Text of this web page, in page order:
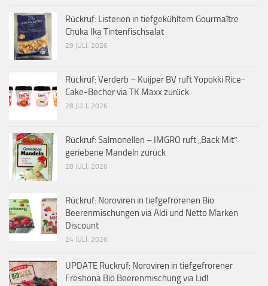
Rückruf: Listerien in tiefgekühltem Gourmaître
Chuka Ika Tintenfischsalat
29 JULI, 2026
Rückruf: Verderb – Kuijper BV ruft Yopokki Rice-
Cake-Becher via TK Maxx zurück
28 JULI, 2026
Rückruf: Salmonellen – IMGRO ruft „Back Mit“
geriebene Mandeln zurück
28 JULI, 2026
Rückruf: Noroviren in tiefgefrorenen Bio
Beerenmischungen via Aldi und Netto Marken
Discount
24 JULI, 2026
UPDATE Rückruf: Noroviren in tiefgefrorener
Freshona Bio Beerenmischung via Lidl